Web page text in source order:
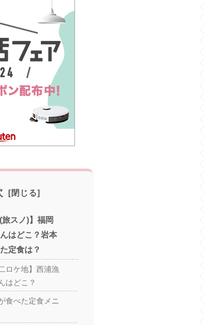
旅スノ)】福岡
はどこ？岩本
定食は？
ロケ地】西浦漁
はどこ？
食べた定食メニ